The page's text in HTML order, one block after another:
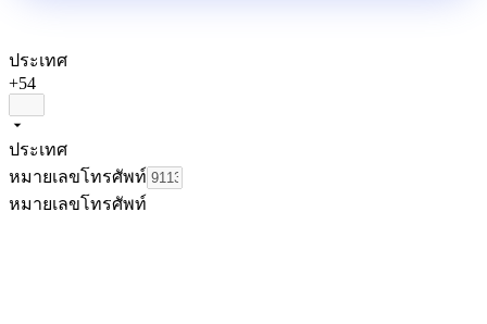
ประเทศ
+54
ประเทศ
หมายเลขโทรศัพท์
หมายเลขโทรศัพท์